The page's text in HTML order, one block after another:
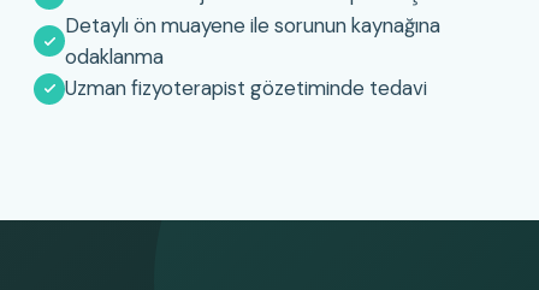
Detaylı ön muayene ile sorunun kaynağına
odaklanma
Uzman fizyoterapist gözetiminde tedavi